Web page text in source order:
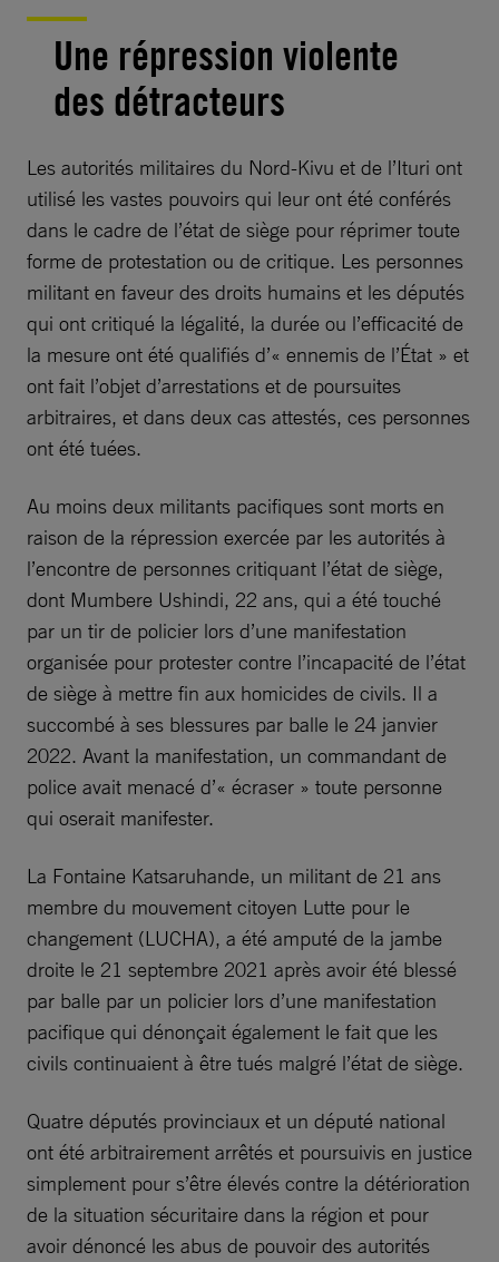
Une répression violente
des détracteurs
Les autorités militaires du Nord-Kivu et de l’Ituri ont
utilisé les vastes pouvoirs qui leur ont été conférés
dans le cadre de l’état de siège pour réprimer toute
forme de protestation ou de critique. Les personnes
militant en faveur des droits humains et les députés
qui ont critiqué la légalité, la durée ou l’efficacité de
la mesure ont été qualifiés d’« ennemis de l’État » et
ont fait l’objet d’arrestations et de poursuites
arbitraires, et dans deux cas attestés, ces personnes
ont été tuées.
Au moins deux militants pacifiques sont morts en
raison de la répression exercée par les autorités à
l’encontre de personnes critiquant l’état de siège,
dont Mumbere Ushindi, 22 ans, qui a été touché
par un tir de policier lors d’une manifestation
organisée pour protester contre l’incapacité de l’état
de siège à mettre fin aux homicides de civils. Il a
succombé à ses blessures par balle le 24 janvier
2022. Avant la manifestation, un commandant de
police avait menacé d’« écraser » toute personne
qui oserait manifester.
La Fontaine Katsaruhande, un militant de 21 ans
membre du mouvement citoyen Lutte pour le
changement (LUCHA), a été amputé de la jambe
droite le 21 septembre 2021 après avoir été blessé
par balle par un policier lors d’une manifestation
pacifique qui dénonçait également le fait que les
civils continuaient à être tués malgré l’état de siège.
Quatre députés provinciaux et un député national
ont été arbitrairement arrêtés et poursuivis en justice
simplement pour s’être élevés contre la détérioration
de la situation sécuritaire dans la région et pour
avoir dénoncé les abus de pouvoir des autorités